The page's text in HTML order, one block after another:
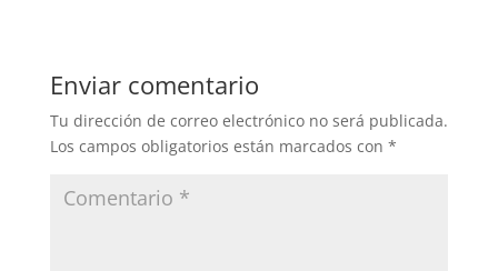
Enviar comentario
Tu dirección de correo electrónico no será publicada.
Los campos obligatorios están marcados con *